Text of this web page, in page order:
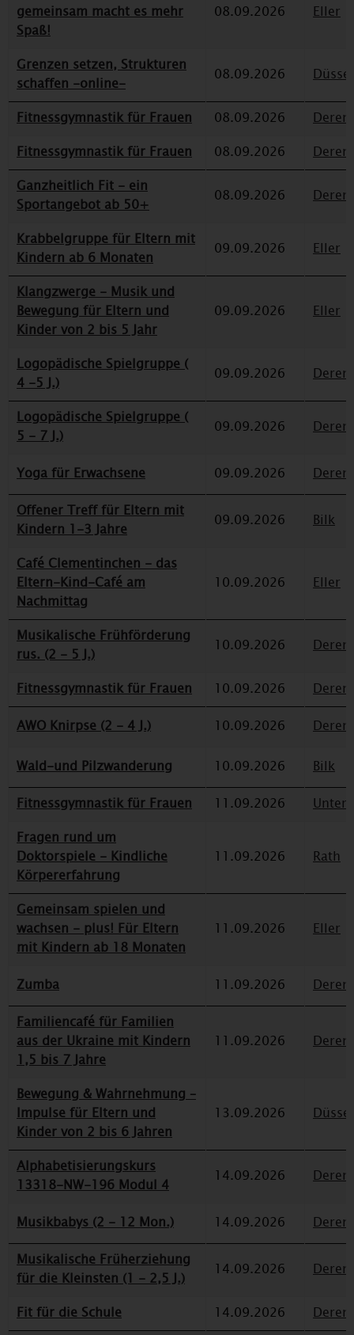
gemeinsam macht es mehr
Spaß!
08.09.2026 Eller
Grenzen setzen, Strukturen
schaffen -online-
08.09.2026
Fitnessgymnastik für Frauen 08.09.2026
Fitnessgymnastik für Frauen
08.09.2026
Ganzheitlich Fit - ein
Sportangebot ab 50+
08.09.2026
Krabbelgruppe für Eltern mit
Kindern ab 6 Monaten
09.09.2026 Eller
Klangzwerge - Musik und
Bewegung für Eltern und
Kinder von 2 bis 5 Jahr
09.09.2026 Eller
Logopädische Spielgruppe (
4 -5 J.)
09.09.2026
Logopädische Spielgruppe (
5 - 7 J.)
09.09.2026
Yoga für Erwachsene 09.09.2026
Offener Treff für Eltern mit
Kindern 1-3 Jahre
09.09.2026 Bilk
Café Clementinchen - das
Eltern-Kind-Café am
Nachmittag
10.09.2026 Eller
Musikalische Frühförderung
rus. (2 - 5 J.)
10.09.2026
Fitnessgymnastik für Frauen 10.09.2026
AWO Knirpse (2 - 4 J.)
10.09.2026
Wald-und Pilzwanderung 10.09.2026
Bilk
Fitnessgymnastik für Frauen
11.09.2026
Fragen rund um
Doktorspiele - Kindliche
Körpererfahrung
11.09.2026 Rath
Gemeinsam spielen und
wachsen - plus! Für Eltern
mit Kindern ab 18 Monaten
11.09.2026 Eller
Zumba 11.09.2026
Familiencafé für Familien
aus der Ukraine mit Kindern
1,5 bis 7 Jahre
11.09.2026
Bewegung & Wahrnehmung –
Impulse für Eltern und
Kinder von 2 bis 6 Jahren
13.09.2026
Alphabetisierungskurs
13318-NW-196 Modul 4
14.09.2026
Musikbabys (2 - 12 Mon.) 14.09.2026
Musikalische Früherziehung
für die Kleinsten (1 - 2,5 J.)
14.09.2026
Fit für die Schule 14.09.2026